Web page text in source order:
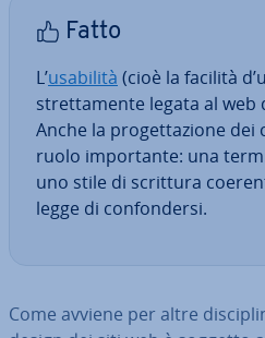
Fatto
L’usabilità (cioè la facilità
stret­ta­men­te legata al web
Anche la pro­get­ta­zio­ne dei
ruolo im­por­tan­te: una
uno stile di scrittura
legge di con­fon­der­si.
Come avviene per altre